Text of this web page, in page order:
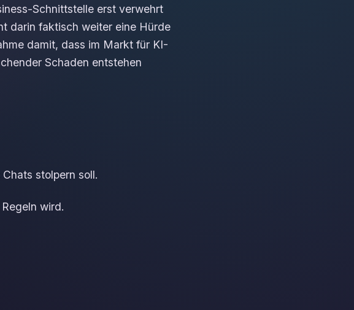
Schnittstelle erst verwehrt
darin faktisch weiter eine Hürde
damit, dass im Markt für KI-
Schaden entstehen
stolpern soll.
wird.